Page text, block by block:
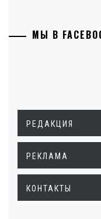
МЫ В
РЕДАКЦИЯ
РЕКЛАМА
КОНТАКТЫ